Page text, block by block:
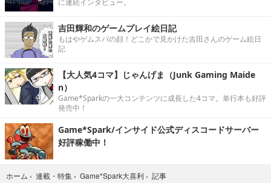
に連続インタビュー。
吉田輝和のゲームプレイ絵日記
もはやゲムスパの顔！どこかで見かけた吉田さんのゲーム絵日
記
【大人気4コマ】じゃんげま（Junk Gaming Maide
n）
Game*Sparkの一大コンテンツに成長した4コマ。単行本も好評
発売中！
Game*Spark/インサイド公式ディスコードサーバー
好評稼働中！
ホーム › 連載・特集 › Game*Spark大喜利 › 記事